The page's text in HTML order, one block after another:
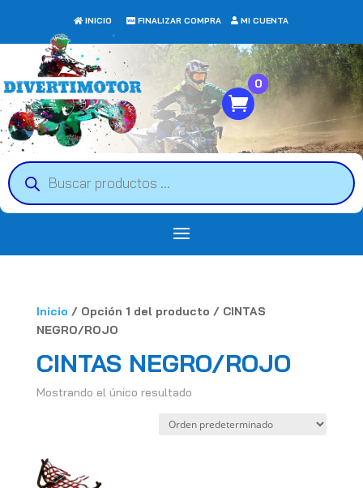
INICIO FINALIZAR COMPRA MI CUENTA
Búsqueda
de
productos
0
Inicio / Opción 1 del producto / CINTAS
NEGRO/ROJO
CINTAS NEGRO/ROJO
Mostrando el único resultado